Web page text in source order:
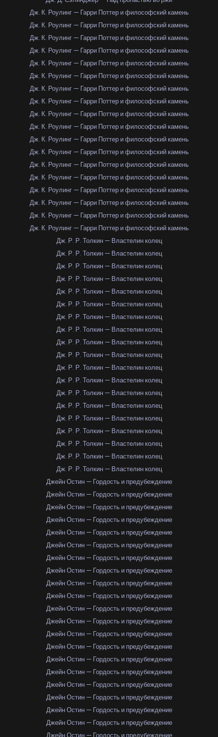
Дж. К. Роулинг — Гарри Поттер и философский камень
Дж. К. Роулинг — Гарри Поттер и философский камень
Дж. К. Роулинг — Гарри Поттер и философский камень
Дж. К. Роулинг — Гарри Поттер и философский камень
Дж. К. Роулинг — Гарри Поттер и философский камень
Дж. К. Роулинг — Гарри Поттер и философский камень
Дж. К. Роулинг — Гарри Поттер и философский камень
Дж. К. Роулинг — Гарри Поттер и философский камень
Дж. К. Роулинг — Гарри Поттер и философский камень
Дж. К. Роулинг — Гарри Поттер и философский камень
Дж. К. Роулинг — Гарри Поттер и философский камень
Дж. К. Роулинг — Гарри Поттер и философский камень
Дж. К. Роулинг — Гарри Поттер и философский камень
Дж. К. Роулинг — Гарри Поттер и философский камень
Дж. К. Роулинг — Гарри Поттер и философский камень
Дж. К. Роулинг — Гарри Поттер и философский камень
Дж. К. Роулинг — Гарри Поттер и философский камень
Дж. К. Роулинг — Гарри Поттер и философский камень
Дж. Р. Р. Толкин — Властелин колец
Дж. Р. Р. Толкин — Властелин колец
Дж. Р. Р. Толкин — Властелин колец
Дж. Р. Р. Толкин — Властелин колец
Дж. Р. Р. Толкин — Властелин колец
Дж. Р. Р. Толкин — Властелин колец
Дж. Р. Р. Толкин — Властелин колец
Дж. Р. Р. Толкин — Властелин колец
Дж. Р. Р. Толкин — Властелин колец
Дж. Р. Р. Толкин — Властелин колец
Дж. Р. Р. Толкин — Властелин колец
Дж. Р. Р. Толкин — Властелин колец
Дж. Р. Р. Толкин — Властелин колец
Дж. Р. Р. Толкин — Властелин колец
Дж. Р. Р. Толкин — Властелин колец
Дж. Р. Р. Толкин — Властелин колец
Дж. Р. Р. Толкин — Властелин колец
Дж. Р. Р. Толкин — Властелин колец
Дж. Р. Р. Толкин — Властелин колец
Джейн Остин — Гордость и предубеждение
Джейн Остин — Гордость и предубеждение
Джейн Остин — Гордость и предубеждение
Джейн Остин — Гордость и предубеждение
Джейн Остин — Гордость и предубеждение
Джейн Остин — Гордость и предубеждение
Джейн Остин — Гордость и предубеждение
Джейн Остин — Гордость и предубеждение
Джейн Остин — Гордость и предубеждение
Джейн Остин — Гордость и предубеждение
Джейн Остин — Гордость и предубеждение
Джейн Остин — Гордость и предубеждение
Джейн Остин — Гордость и предубеждение
Джейн Остин — Гордость и предубеждение
Джейн Остин — Гордость и предубеждение
Джейн Остин — Гордость и предубеждение
Джейн Остин — Гордость и предубеждение
Джейн Остин — Гордость и предубеждение
Джейн Остин — Гордость и предубеждение
Джейн Остин — Гордость и предубеждение